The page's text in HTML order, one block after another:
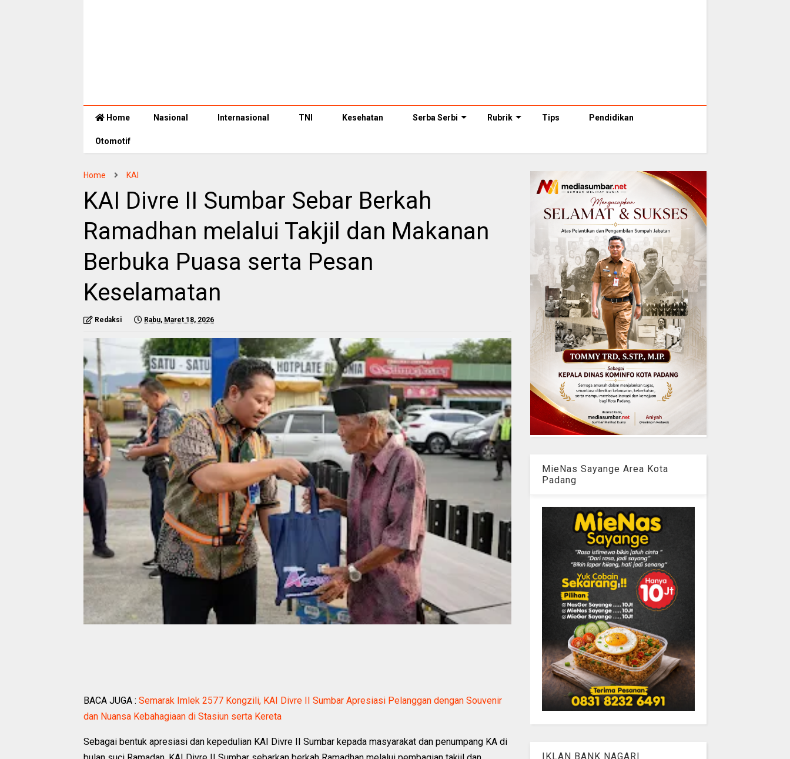
Home Nasional Internasional TNI Kesehatan Serba Serbi Rubrik Tips Pendidikan
Otomotif
Home KAI
KAI Divre II Sumbar Sebar Berkah
Ramadhan melalui Takjil dan Makanan
Berbuka Puasa serta Pesan
Keselamatan
Redaksi Rabu, Maret 18, 2026
BACA JUGA : Semarak Imlek 2577 Kongzili, KAI Divre II Sumbar Apresiasi Pelanggan dengan Souvenir
dan Nuansa Kebahagiaan di Stasiun serta Kereta
Sebagai bentuk apresiasi dan kepedulian KAI Divre II Sumbar kepada masyarakat dan penumpang KA di
MieNas Sayange Area Kota
Padang
IKLAN BANK NAGARI